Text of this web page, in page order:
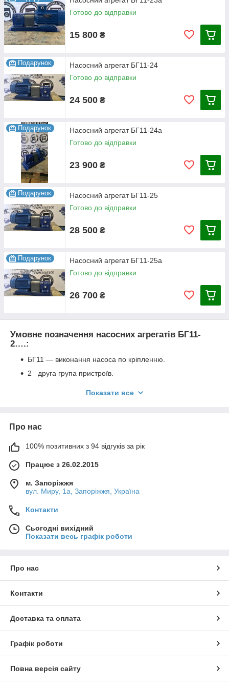
.3А. 22,4. 26. 1,7.
.4. 56. 55.
.5. 100. 133.
.5А. 80. 105. 86.
Готово до відправки
15 800 ₴
Подарунок
Насосний агрегат БГ11-24
Готово до відправки
24 500 ₴
Подарунок
Насосний агрегат БГ11-24а
Готово до відправки
23 900 ₴
Подарунок
Насосний агрегат БГ11-25
Готово до відправки
28 500 ₴
Подарунок
Насосний агрегат БГ11-25а
Готово до відправки
26 700 ₴
Умовне позначення насосних агрегатів БГ11-
2….:
БГ11 — виконання насоса по кріпленню.
2 друга група пристроїв.
Серед усіх насосних агрегатів, апарати серії БГ11-2, ВГ11-11
можна в топ-компанії ТОВ «Промислова гідравліка».
Звернувшись до нас, ви не пошкодуєте про свій вибір. Тільки
у нас створені умови, які дійсно гідні наших клієнтів, а саме:
Часті знижки.
Гарантія до 1 року.
Товар в новому стані.
Зручна і швидка доставка.
Будь-який спосіб оплати.
зверніться до наших менеджерів за номером телефону.
Показати все
Про нас
100% позитивних з 94 відгуків за рік
Працює з 26.02.2015
м. Запоріжжя
вул. Миру, 1а, Запоріжжя, Україна
Контакти
Сьогодні вихідний
Показати весь графік роботи
Про нас
Контакти
Доставка та оплата
Графік роботи
Повна версія сайту